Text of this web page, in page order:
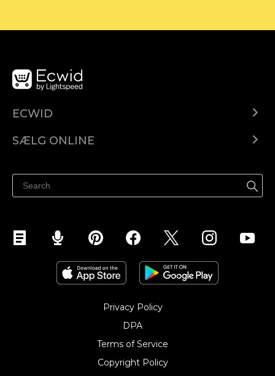
ECWID
Pris
SÆLG ONLINE
Sælg på Facebook
Sælg på Instagram
Privacy Policy
DPA
Terms of Service
Copyright Policy‎